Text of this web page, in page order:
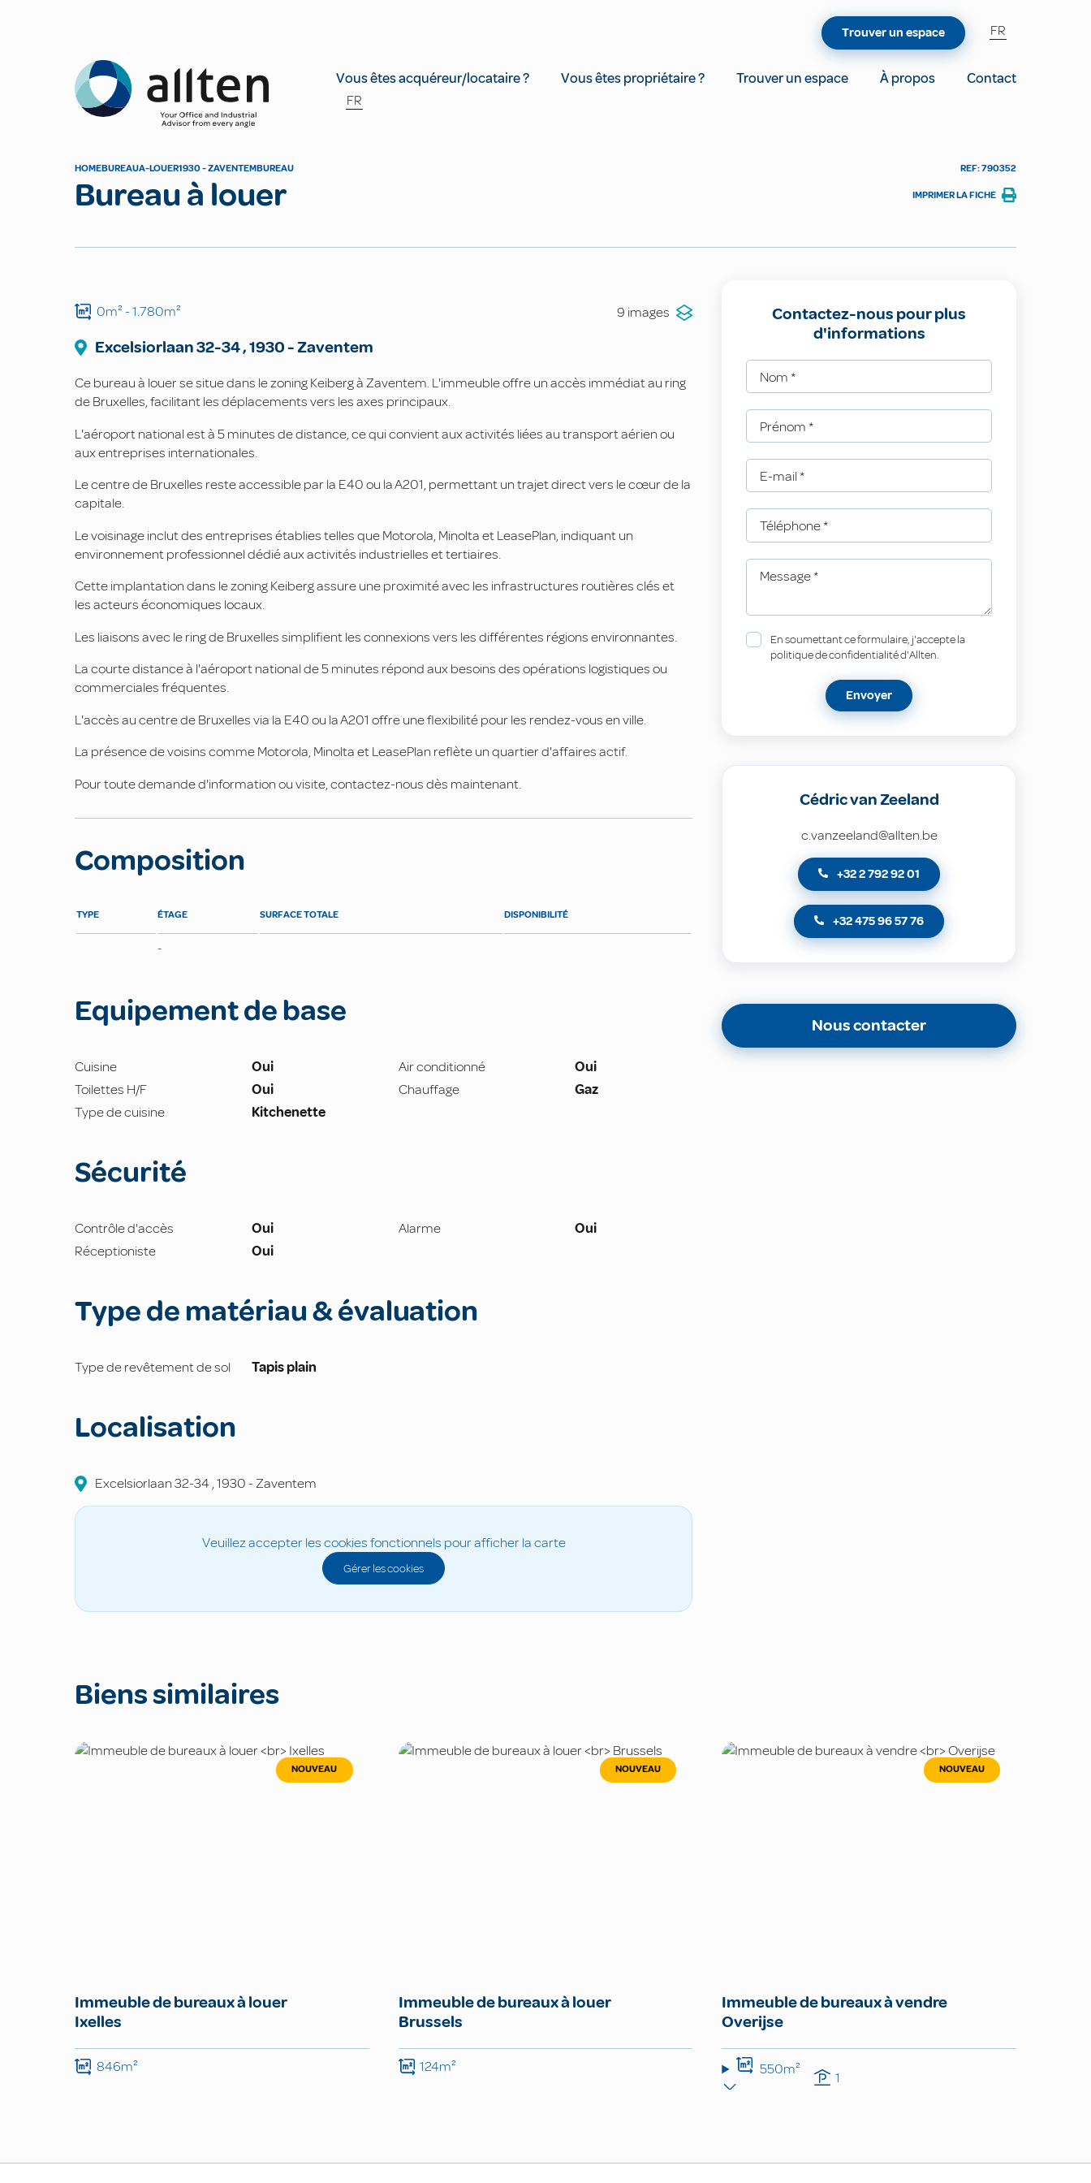
Allten
Vous êtes acquéreur/locataire ? Vous êtes propriétaire ? Trouver un espace À propos
Contact
FR
Trouver un espace FR
HOMEBUREAUA-LOUER1930 - ZAVENTEMBUREAU
Bureau à louer
REF: 790352
IMPRIMER LA FICHE
0m²- 1.780m² 9 images
Excelsiorlaan32-34,1930-Zaventem
Ce bureau à louer se situe dans le zoning Keiberg à Zaventem. L'immeuble offre un accès immédiat au ring
de Bruxelles, facilitant les déplacements vers les axes principaux.
L'aéroport national est à 5 minutes de distance, ce qui convient aux activités liées au transport aérien ou
aux entreprises internationales.
Le centre de Bruxelles reste accessible par la E40 ou la A201, permettant un trajet direct vers le cœur de la
capitale.
Le voisinage inclut des entreprises établies telles que Motorola, Minolta et LeasePlan, indiquant un
environnement professionnel dédié aux activités industrielles et tertiaires.
Cette implantation dans le zoning Keiberg assure une proximité avec les infrastructures routières clés et
les acteurs économiques locaux.
Les liaisons avec le ring de Bruxelles simplifient les connexions vers les différentes régions environnantes.
La courte distance à l'aéroport national de 5 minutes répond aux besoins des opérations logistiques ou
commerciales fréquentes.
L'accès au centre de Bruxelles via la E40 ou la A201 offre une flexibilité pour les rendez-vous en ville.
La présence de voisins comme Motorola, Minolta et LeasePlan reflète un quartier d'affaires actif.
Pour toute demande d'information ou visite, contactez-nous dès maintenant.
Composition
TYPE ÉTAGE SURFACE TOTALE DISPONIBILITÉ
-
Equipement de base
Cuisine Oui Air conditionné
Oui
Toilettes H/F
Oui Chauffage
Gaz
Type de cuisine
Kitchenette
Sécurité
Contrôle d'accès Oui Alarme
Oui
Réceptioniste
Oui
Type de matériau & évaluation
Type de revêtement de sol Tapis plain
Localisation
Excelsiorlaan32-34,1930-Zaventem
Veuillez accepter les cookies fonctionnels pour afficher la carte
Gérer les cookies
Contactez-nous pour plus
d'informations
Nom *
Prénom *
E-mail *
Téléphone*
Message*
En soumettant ce formulaire, j'accepte la
politique de confidentialité d'Allten.
Envoyer
Cédric van Zeeland
c.vanzeeland@allten.be
+32 2 792 92 01
+32 475 96 57 76
Nous contacter
Biens similaires
NOUVEAU
Immeuble de bureaux à louer
Ixelles
846m²
NOUVEAU
Immeuble de bureaux à louer
Brussels
124m²
NOUVEAU
Immeuble de bureaux à vendre
Overijse
550m² 1